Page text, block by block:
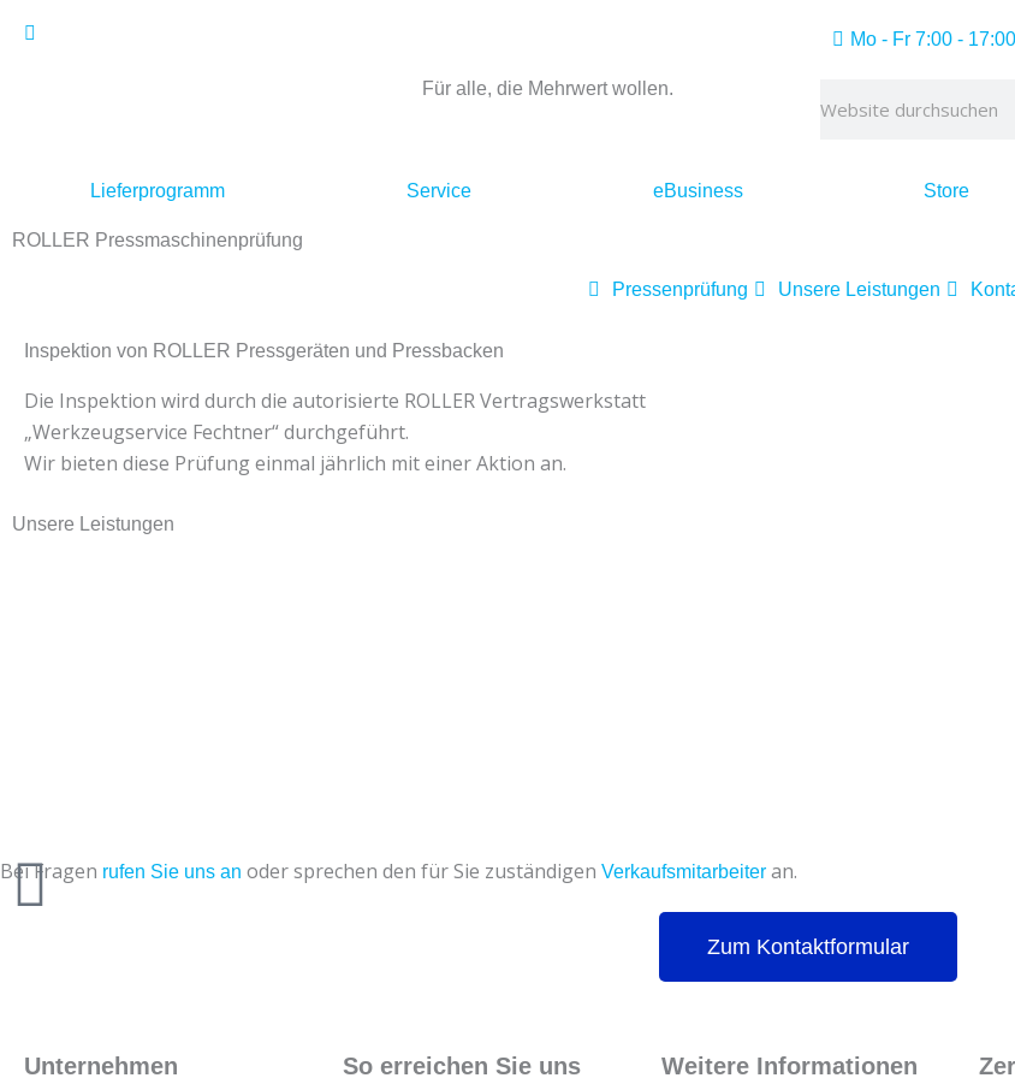
Inhalt
Mo - Fr 7:00 -
Für alle, die Mehrwert wollen.
Lieferprogramm Service eBusiness Store
ROLLER Pressmaschinenprüfung
Pressenprüfung Unsere Leistungen
Inspektion von ROLLER Pressgeräten und Pressbacken
Die Inspektion wird durch die autorisierte ROLLER Vertragswerkstatt
„Werkzeugservice Fechtner“ durchgeführt.
Wir bieten diese Prüfung einmal jährlich mit einer Aktion an.
Unsere Leistungen
Bei Fragen rufen Sie uns an oder sprechen den für Sie zuständigen Verkaufsmitarbeiter an.
Zum Kontaktformular
Unternehmen So erreichen Sie uns Weitere Informationen